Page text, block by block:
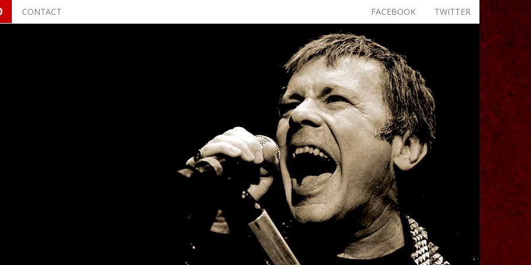
CONTACT TWITTER
FACEBOOK